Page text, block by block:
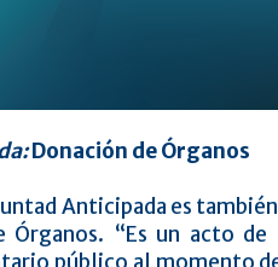
Donación de Órganos
Anticipada es
Órganos. “Es un acto